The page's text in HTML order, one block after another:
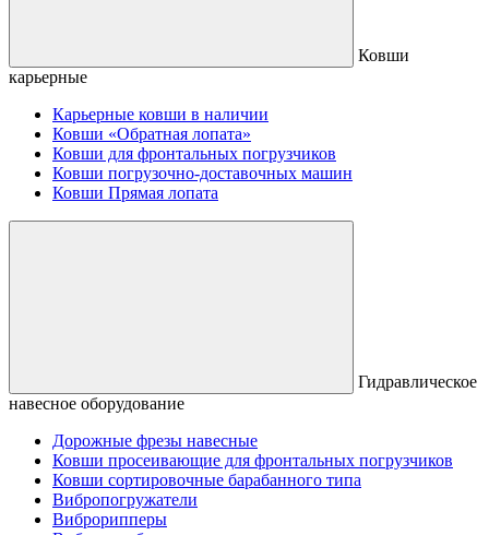
Ковши
карьерные
Карьерные ковши в наличии
Ковши «Обратная лопата»
Ковши для фронтальных погрузчиков
Ковши погрузочно-доставочных машин
Ковши Прямая лопата
Гидравлическое
навесное оборудование
Дорожные фрезы навесные
Ковши просеивающие для фронтальных погрузчиков
Ковши сортировочные барабанного типа
Вибропогружатели
Виброрипперы